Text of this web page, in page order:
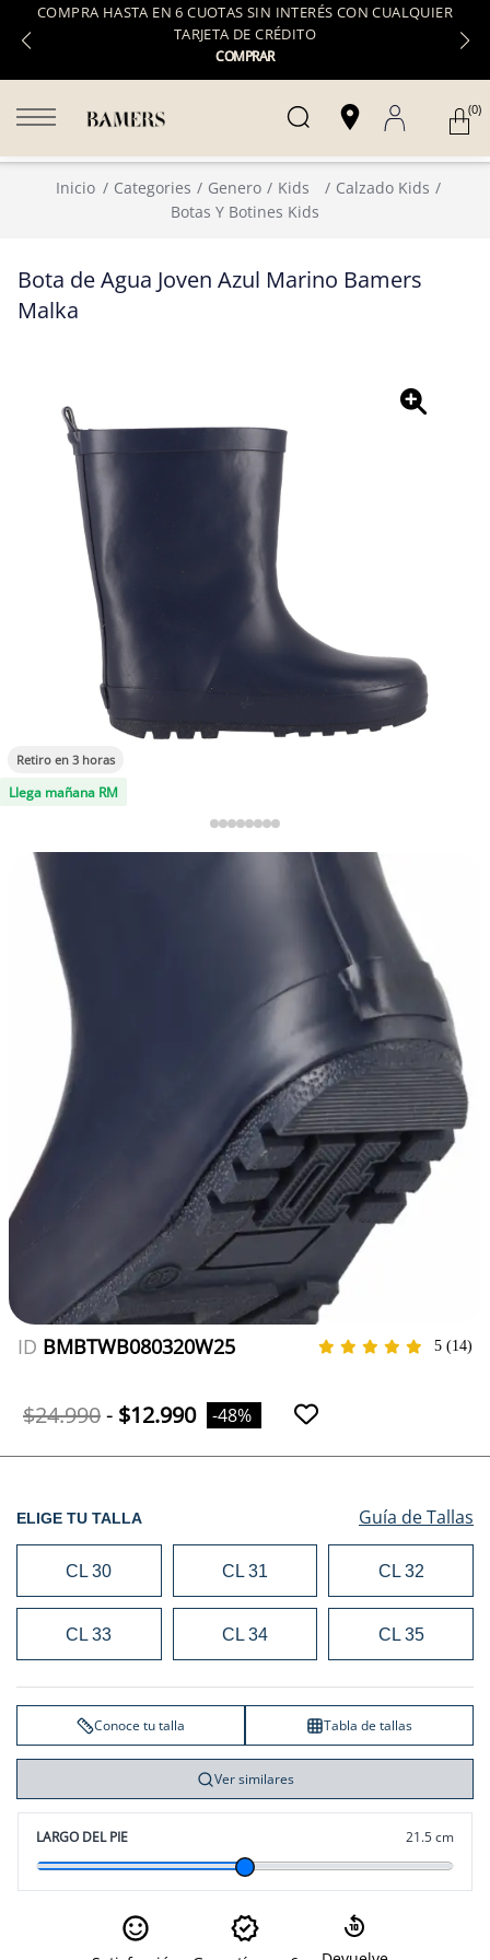
COMPRA HASTA EN 6 CUOTAS SIN INTERÉS CON CUALQUIER
TARJETA DE CRÉDITO
COMPRAR
(0)
Inicio Categories Genero Kids
Calzado Kids
Botas Y Botines Kids
Bota de Agua Joven Azul Marino Bamers
Malka
Retiro en 3 horas
Llega mañana RM
ID BMBTWB080320W25 5 (14)
$24.990- $12.990 -48%
ELIGE TU TALLA Guía de Tallas
CL 30 CL 31 CL 32
CL 33 CL 34 CL 35
Conoce tu talla Tabla de tallas
Ver similares
LARGO DEL PIE 21.5 cm